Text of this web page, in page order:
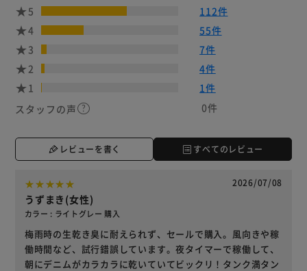
5
112件
4
55件
3
7件
2
4件
1
1件
スタッフの声
0件
レビューを書く すべてのレビュー
2026/07/08
うずまき(女性)
カラー : ライトグレー 購入
梅雨時の生乾き臭に耐えられず、セールで購入。風向きや稼
働時間など、試行錯誤しています。夜タイマーで稼働して、
朝にデニムがカラカラに乾いていてビックリ！タンク満タン